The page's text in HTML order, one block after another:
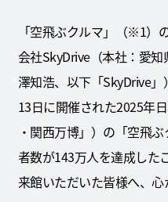
「空飛ぶクルマ」（※1）
会社SkyDrive（本社：愛
澤知浩、以下「SkyDrive
13日に開催された2025年
・関西万博」）の「空飛
者数が143万人を達成した
来館いただいた皆様へ、心